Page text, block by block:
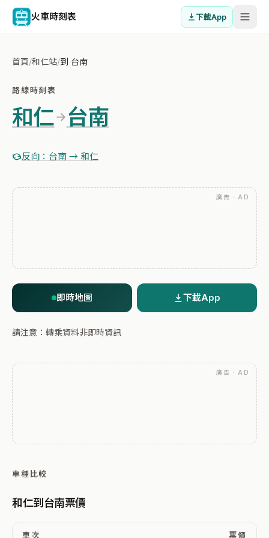
火車時刻表 下載App
首頁/和仁站/到 台南
路線時刻表
和仁 台南
反向：台南 → 和仁
廣告 · AD
即時地圖 下載App
請注意：轉乘資料非即時資訊
廣告 · AD
車種比較
和仁到台南票價
車次 票價